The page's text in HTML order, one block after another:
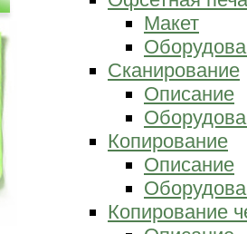
Макет
Сканирование
Описание
Копирование
Описание
Копирование